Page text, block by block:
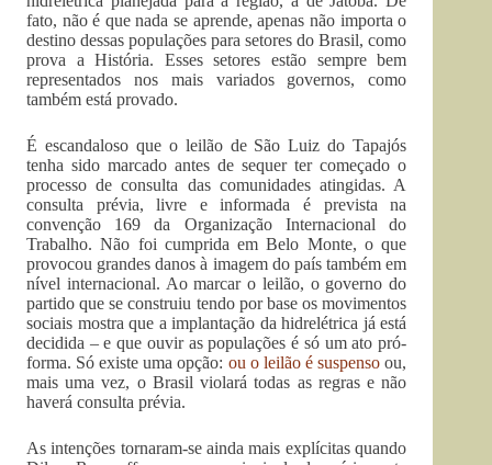
fato, não é que nada se aprende, apenas não importa o
destino dessas populações para setores do Brasil, como
prova a História. Esses setores estão sempre bem
representados nos mais variados governos, como
também está provado.
É escandaloso que o leilão de São Luiz do Tapajós
tenha sido marcado antes de sequer ter começado o
processo de consulta das comunidades atingidas. A
consulta prévia, livre e informada é prevista na
convenção 169 da Organização Internacional do
Trabalho. Não foi cumprida em Belo Monte, o que
provocou grandes danos à imagem do país também em
nível internacional. Ao marcar o leilão, o governo do
partido que se construiu tendo por base os movimentos
sociais mostra que a implantação da hidrelétrica já está
decidida – e que ouvir as populações é só um ato pró-
forma. Só existe uma opção: ou o leilão é suspenso ou,
mais uma vez, o Brasil violará todas as regras e não
haverá consulta prévia.
As intenções tornaram-se ainda mais explícitas quando